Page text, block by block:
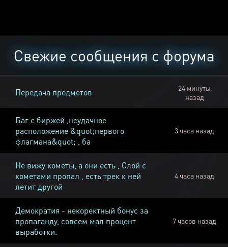
Свежие сообщения с форума
Передача предметов
24 минуты
назад
Баг с биржей ,неудачное
расположение &quot;первого
флагмана&quot; , ба
3 часа назад
Не вижу кометы, а они есть , Слой с
кометами пропал , есть трек к ней
летит другой
4 часа назад
Демократия - некоректный бонус за
пропаганду, совсем мал процент
выработки.
7 часов назад